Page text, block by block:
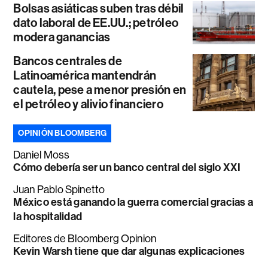
Bolsas asiáticas suben tras débil
dato laboral de EE.UU.; petróleo
modera ganancias
Bancos centrales de
Latinoamérica mantendrán
cautela, pese a menor presión en
el petróleo y alivio financiero
OPINIÓN BLOOMBERG
Daniel Moss
Cómo debería ser un banco central del siglo XXI
Juan Pablo Spinetto
México está ganando la guerra comercial gracias a
la hospitalidad
Editores de Bloomberg Opinion
Kevin Warsh tiene que dar algunas explicaciones